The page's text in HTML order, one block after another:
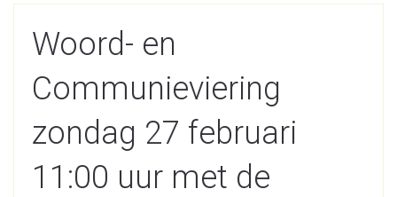
Woord- en
Communieviering
zondag 27 februari
11:00 uur met de